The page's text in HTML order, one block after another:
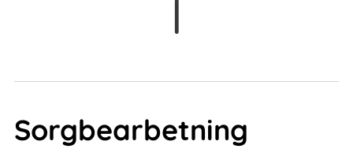
l
Sorgbearbetning